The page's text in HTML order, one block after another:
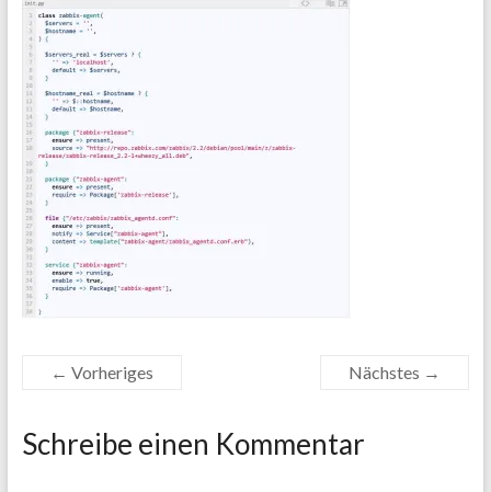
← Vorheriges Nächstes →
Schreibe einen Kommentar